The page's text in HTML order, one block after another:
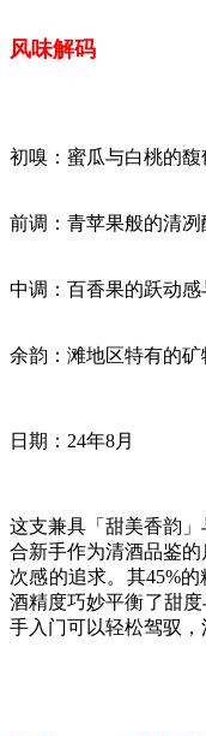
风味解码
初嗅：蜜瓜与白桃的馥
前调：青苹果般的清冽
中调：百香果的跃动
余韵：滩地区特有的
日期：24年8月
这支兼具「甜美香韵
合新手作为清酒品鉴
次感的追求。其45%
酒精度巧妙平衡了甜
手入门可以轻松驾驭，